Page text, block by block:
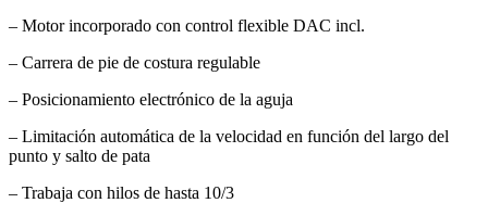
– Motor incorporado con control flexible DAC incl.
– Carrera de pie de costura regulable
– Posicionamiento electrónico de la aguja
– Limitación automática de la velocidad en función del largo del
punto y salto de pata
– Trabaja con hilos de hasta 10/3